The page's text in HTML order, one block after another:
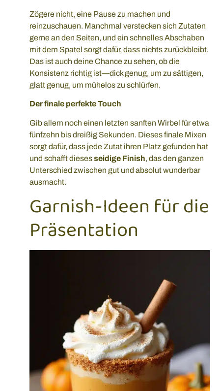
Zögere nicht, eine Pause zu machen und
reinzuschauen. Manchmal verstecken sich Zutaten
gerne an den Seiten, und ein schnelles Abschaben
mit dem Spatel sorgt dafür, dass nichts zurückbleibt.
Das ist auch deine Chance zu sehen, ob die
Konsistenz richtig ist—dick genug, um zu sättigen,
glatt genug, um mühelos zu schlürfen.
Der finale perfekte Touch
Gib allem noch einen letzten sanften Wirbel für etwa
fünfzehn bis dreißig Sekunden. Dieses finale Mixen
sorgt dafür, dass jede Zutat ihren Platz gefunden hat
und schafft diesesseidige Finish, das den ganzen
Unterschied zwischen gut und absolut wunderbar
ausmacht.
Garnish-Ideen für die
Präsentation